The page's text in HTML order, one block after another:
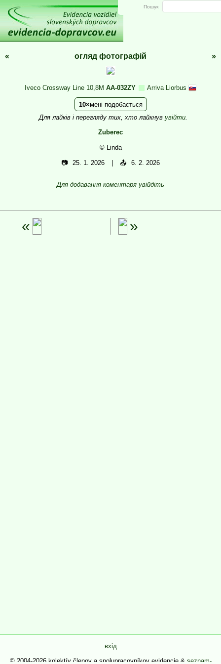
« огляд фотографій »
Iveco Crossway Line 10,8M AA-032ZY Arriva Liorbus
10 мені подобається
Для лайків і перегляду тих, хто лайкнув увійти.
Zuberec
© Linda
📷 25. 1. 2026 📤 6. 2. 2026
Для додавання коментаря увійдіть
Пошук
вхід
© 2004-2026 kolektív členov a spolupracovníkov evidencie & seznam-